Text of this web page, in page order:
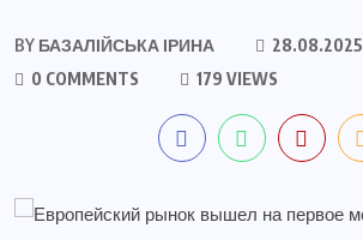
BY БАЗАЛІЙСЬКА ІРИНА
28.08.2025
0 COMMENTS
179 VIEWS